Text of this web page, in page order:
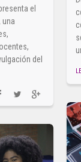
el
una
del